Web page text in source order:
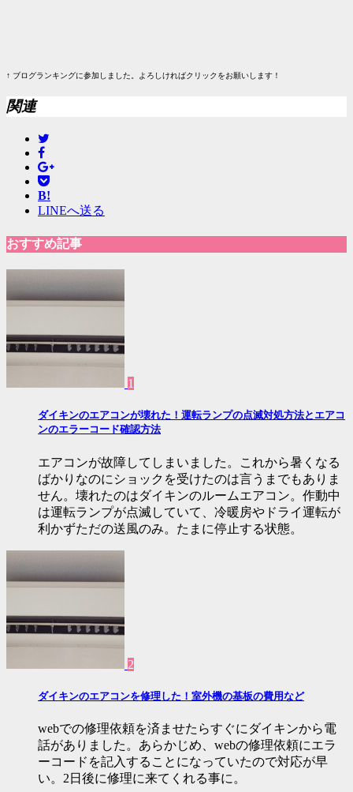
↑ ブログランキングに参加しました。よろしければクリックをお願いします！
関連
B!
LINEへ送る
おすすめ記事
1
ダイキンのエアコンが壊れた！運転ランプの点滅対処方法とエアコ
ンのエラーコード確認方法
エアコンが故障してしまいました。これから暑くなる
ばかりなのにショックを受けたのは言うまでもありま
せん。壊れたのはダイキンのルームエアコン。作動中
は運転ランプが点滅していて、冷暖房やドライ運転が
利かずただの送風のみ。たまに停止する状態。
2
ダイキンのエアコンを修理した！室外機の基板の費用など
webでの修理依頼を済ませたらすぐにダイキンから電
話がありました。あらかじめ、webの修理依頼にエラ
ーコードを記入することになっていたので対応が早
い。2日後に修理に来てくれる事に。